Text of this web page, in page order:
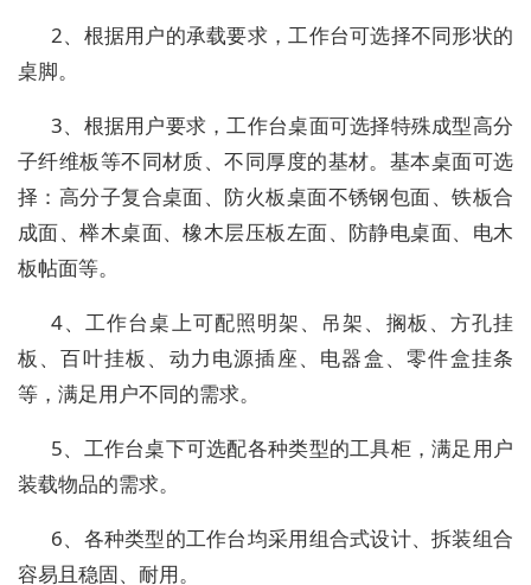
2、根据用户的承载要求，工作台可选择不同形状的
桌脚。
3、根据用户要求，工作台桌面可选择特殊成型高分
子纤维板等不同材质、不同厚度的基材。基本桌面可选
择：高分子复合桌面、防火板桌面不锈钢包面、铁板合
成面、榉木桌面、橡木层压板左面、防静电桌面、电木
板帖面等。
4、工作台桌上可配照明架、吊架、搁板、方孔挂
板、百叶挂板、动力电源插座、电器盒、零件盒挂条
等，满足用户不同的需求。
5、工作台桌下可选配各种类型的工具柜，满足用户
装载物品的需求。
6、各种类型的工作台均采用组合式设计、拆装组合
容易且稳固、耐用。